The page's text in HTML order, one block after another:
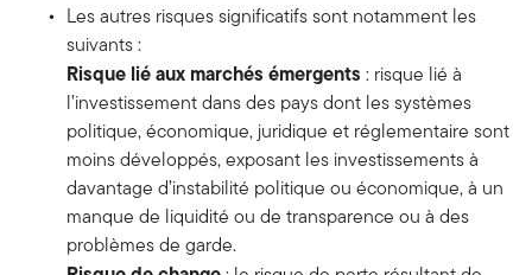
Les autres risques significatifs sont notamment les
suivants :
Risque lié aux marchés émergents : risque lié à
l’investissement dans des pays dont les systèmes
politique, économique, juridique et réglementaire sont
moins développés, exposant les investissements à
davantage d’instabilité politique ou économique, à un
manque de liquidité ou de transparence ou à des
problèmes de garde.